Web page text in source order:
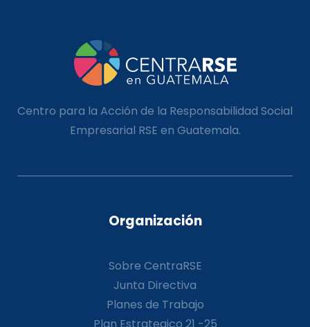
Centro para la Acción de la Responsabilidad Social
Empresarial RSE en Guatemala.
Organización
Sobre CentraRSE
Junta Directiva
Planes de Trabajo